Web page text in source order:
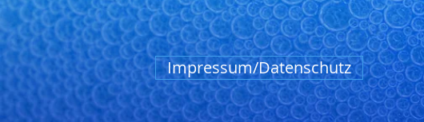
Impressum/Datenschutz